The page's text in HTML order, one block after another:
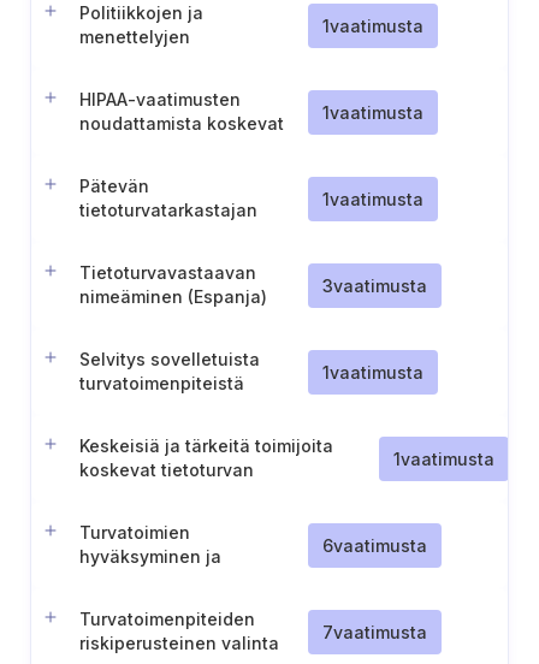
Politiikkojen ja
menettelyjen
1vaatimusta
HIPAA-vaatimusten
noudattamista koskevat
1vaatimusta
Pätevän
tietoturvatarkastajan
1vaatimusta
Tietoturvavastaavan
nimeäminen (Espanja)
3vaatimusta
Selvitys sovelletuista
turvatoimenpiteistä
1vaatimusta
Keskeisiä ja tärkeitä toimijoita
koskevat tietoturvan
1vaatimusta
Turvatoimien
hyväksyminen ja
6vaatimusta
Turvatoimenpiteiden
riskiperusteinen valinta
7vaatimusta